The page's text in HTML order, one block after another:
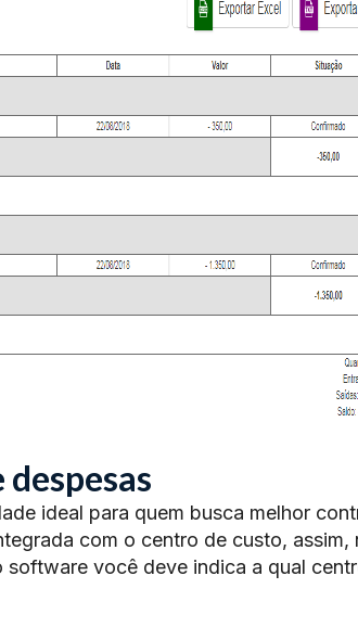
ideal para quem busca melhor
com o centro de custo, assim,
você deve indica a qual